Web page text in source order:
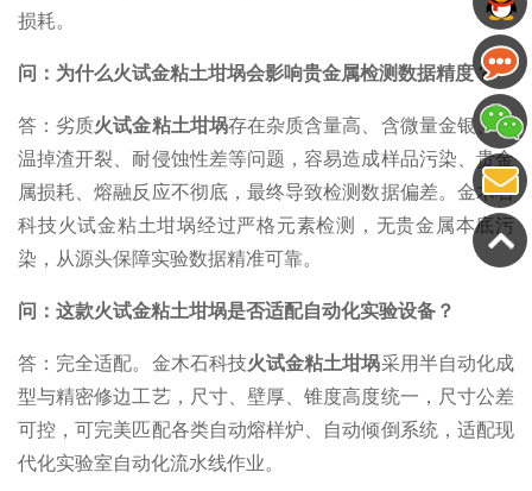
损耗。
问：为什么火试金粘土坩埚会影响贵金属检测数据精度？
答：劣质火试金粘土坩埚存在杂质含量高、含微量金银、高
温掉渣开裂、耐侵蚀性差等问题，容易造成样品污染、贵金
属损耗、熔融反应不彻底，最终导致检测数据偏差。金木石
科技火试金粘土坩埚经过严格元素检测，无贵金属本底污
染，从源头保障实验数据精准可靠。
问：这款火试金粘土坩埚是否适配自动化实验设备？
答：完全适配。金木石科技火试金粘土坩埚采用半自动化成
型与精密修边工艺，尺寸、壁厚、锥度高度统一，尺寸公差
可控，可完美匹配各类自动熔样炉、自动倾倒系统，适配现
代化实验室自动化流水线作业。